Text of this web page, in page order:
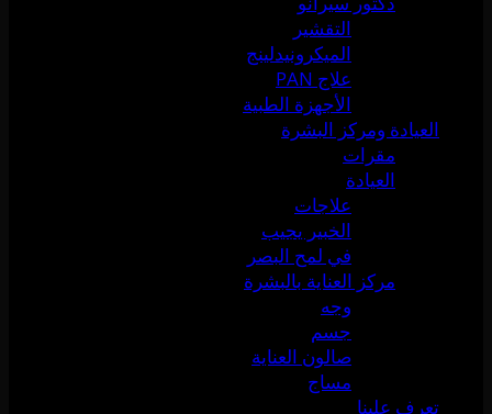
التقشير
الميكرونيدلينج
علاج PAN
الأجهزة الطبية
العيادة ومركز البشرة
مقرات
العيادة
علاجات
الخبير يجيب
في لمح البصر
مركز العناية بالبشرة
وجه
جسم
صالون العناية
مساج
تعرف علينا